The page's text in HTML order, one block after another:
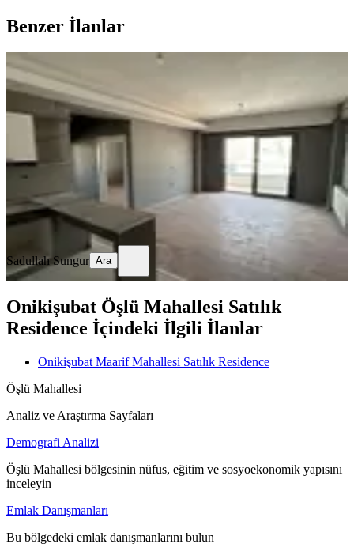
Benzer İlanlar
9
Onikişubat, Maarif Mahallesi
2+0· ·9. Kat·10.04.2026
3.000.000 ₺
Sadullah Sungur
Sadullah Sungur Ara
Onikişubat Öşlü Mahallesi Satılık
Residence İçindeki İlgili İlanlar
Onikişubat Maarif Mahallesi Satılık Residence
Öşlü Mahallesi
Analiz ve Araştırma Sayfaları
Demografi Analizi
Öşlü Mahallesi bölgesinin nüfus, eğitim ve sosyoekonomik yapısını
inceleyin
Emlak Danışmanları
Bu bölgedeki emlak danışmanlarını bulun